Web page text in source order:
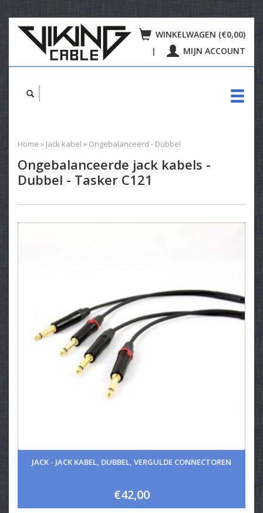
WINKELWAGEN (€0,00)
| MIJN ACCOUNT
Home » Jack kabel » Ongebalanceerd - Dubbel
Ongebalanceerde jack kabels -
Dubbel - Tasker C121
JACK - JACK KABEL, DUBBEL, VERGULDE CONNECTOREN
€42,00